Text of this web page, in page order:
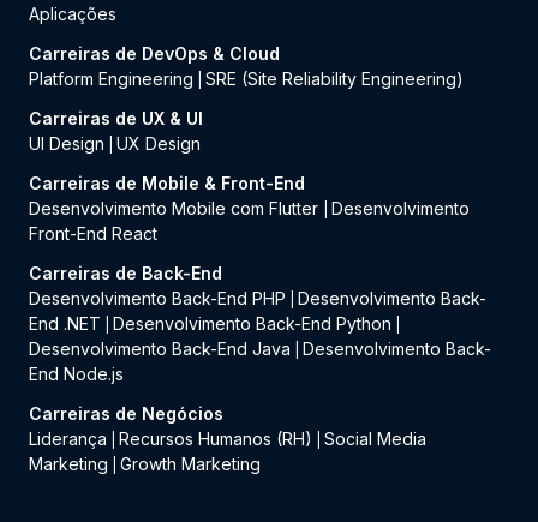
Aplicações
Carreiras de DevOps & Cloud
Platform Engineering
SRE (Site Reliability Engineering)
Carreiras de UX & UI
UI Design
UX Design
Carreiras de Mobile & Front-End
Desenvolvimento Mobile com Flutter
Desenvolvimento
Front-End React
Carreiras de Back-End
Desenvolvimento Back-End PHP
Desenvolvimento Back-
End .NET
Desenvolvimento Back-End Python
Desenvolvimento Back-End Java
Desenvolvimento Back-
End Node.js
Carreiras de Negócios
Liderança
Recursos Humanos (RH)
Social Media
Marketing
Growth Marketing